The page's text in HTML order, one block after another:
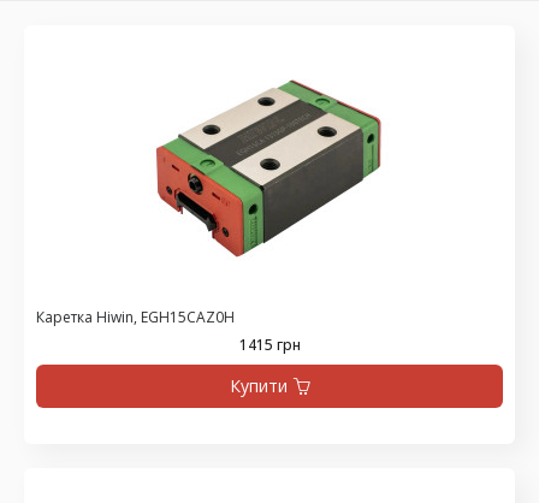
Каретка Hiwin, EGH15CAZ0H
1415 грн
Купити